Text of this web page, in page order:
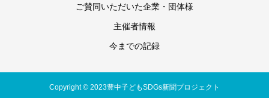
ご賛同いただいた企業・団体様
主催者情報
今までの記録
Copyright © 2023豊中子どもSDGs新聞プロジェクト